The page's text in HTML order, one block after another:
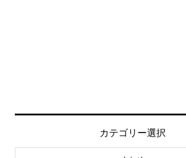
カテゴリー選択